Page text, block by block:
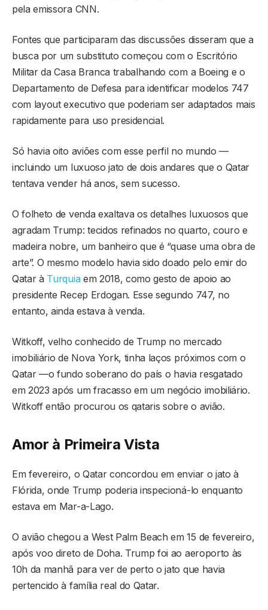
pela emissora CNN.
Fontes que participaram das discussões disseram que a
busca por um substituto começou com o Escritório
Militar da Casa Branca trabalhando com a Boeing e o
Departamento de Defesa para identificar modelos 747
com layout executivo que poderiam ser adaptados mais
rapidamente para uso presidencial.
Só havia oito aviões com esse perfil no mundo —
incluindo um luxuoso jato de dois andares que o Qatar
tentava vender há anos, sem sucesso.
O folheto de venda exaltava os detalhes luxuosos que
agradam Trump: tecidos refinados no quarto, couro e
madeira nobre, um banheiro que é “quase uma obra de
arte”. O mesmo modelo havia sido doado pelo emir do
Qatar à Turquiaem 2018, como gesto de apoio ao
presidente Recep Erdogan. Esse segundo 747, no
entanto, ainda estava à venda.
Witkoff, velho conhecido de Trump no mercado
imobiliário de Nova York, tinha laços próximos com o
Qatar —o fundo soberano do país o havia resgatado
em 2023 após um fracasso em um negócio imobiliário.
Witkoff então procurou os qataris sobre o avião.
Amor à Primeira Vista
Em fevereiro, o Qatar concordou em enviar o jato à
Flórida, onde Trump poderia inspecioná-lo enquanto
estava em Mar-a-Lago.
O avião chegou a West Palm Beach em 15 de fevereiro,
após voo direto de Doha. Trump foi ao aeroporto às
10h da manhã para ver de perto o jato que havia
pertencido à família real do Qatar.